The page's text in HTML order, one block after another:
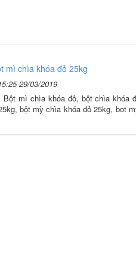
mì chìa khóa đỏ 25kg
29/03/2019
mì chìa khóa đỏ, bột chìa khóa
bột mỳ chìa khóa đỏ 25kg, bot